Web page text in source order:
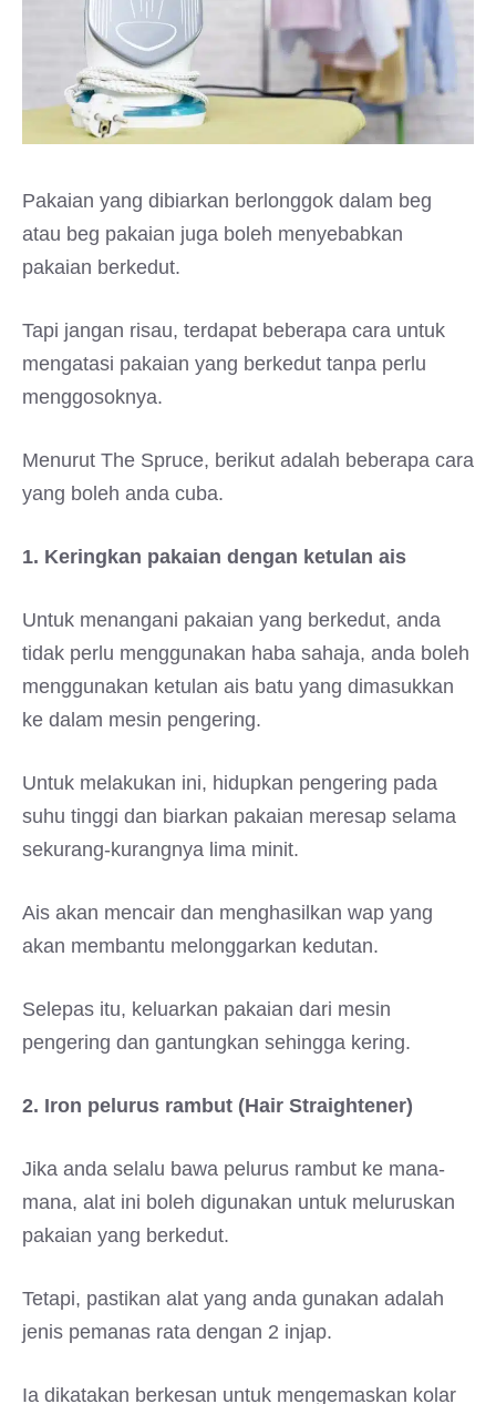
Pakaian yang dibiarkan berlonggok dalam beg
atau beg pakaian juga boleh menyebabkan
pakaian berkedut.
Tapi jangan risau, terdapat beberapa cara untuk
mengatasi pakaian yang berkedut tanpa perlu
menggosoknya.
Menurut The Spruce, berikut adalah beberapa cara
yang boleh anda cuba.
1. Keringkan pakaian dengan ketulan ais
Untuk menangani pakaian yang berkedut, anda
tidak perlu menggunakan haba sahaja, anda boleh
menggunakan ketulan ais batu yang dimasukkan
ke dalam mesin pengering.
Untuk melakukan ini, hidupkan pengering pada
suhu tinggi dan biarkan pakaian meresap selama
sekurang-kurangnya lima minit.
Ais akan mencair dan menghasilkan wap yang
akan membantu melonggarkan kedutan.
Selepas itu, keluarkan pakaian dari mesin
pengering dan gantungkan sehingga kering.
2. Iron pelurus rambut (Hair Straightener)
Jika anda selalu bawa pelurus rambut ke mana-
mana, alat ini boleh digunakan untuk meluruskan
pakaian yang berkedut.
Tetapi, pastikan alat yang anda gunakan adalah
jenis pemanas rata dengan 2 injap.
Ia dikatakan berkesan untuk mengemaskan kolar